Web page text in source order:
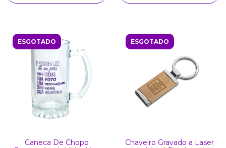
ESGOTADO
Caneca De Chopp
ESGOTADO
Chaveiro Gravado a Laser